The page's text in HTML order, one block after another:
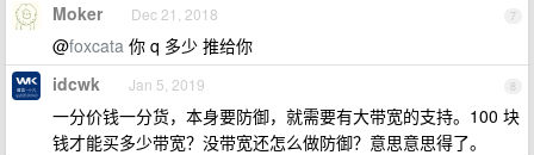
7
Moker Dec 21, 2018
@foxcata 你 q 多少 推给你
8
idcwk Jan 5, 2019
一分价钱一分货，本身要防御，就需要有大带宽的支持。100 块
钱才能买多少带宽？没带宽还怎么做防御？意思意思得了。